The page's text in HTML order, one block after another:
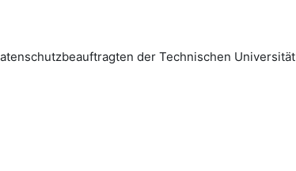
der Technischen Universität